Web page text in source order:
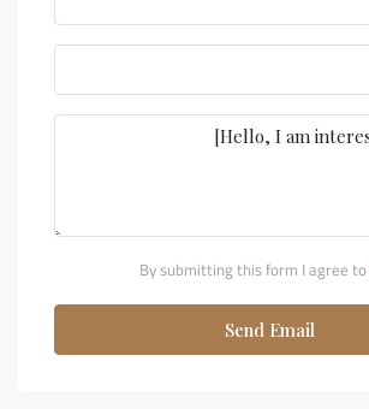
By submitting this form I agree to
Send Email